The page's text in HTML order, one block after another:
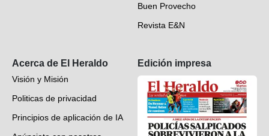
Buen Provecho
Revista E&N
Acerca de El Heraldo
Visión y Misión
Politicas de privacidad
Principios de aplicación de IA
Edición impresa